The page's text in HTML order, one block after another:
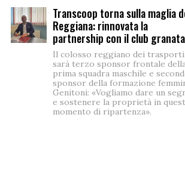
Transcoop torna sulla maglia
Reggiana: rinnovata la
partnership con il club granata
Il colosso reggiano dei trasporti
sarà terzo sponsor frontale
prima squadra maschile e
sponsor della formazione
Genitoni: «Vogliamo dare un
e sostenere la proprietà in
momento di ripartenza».